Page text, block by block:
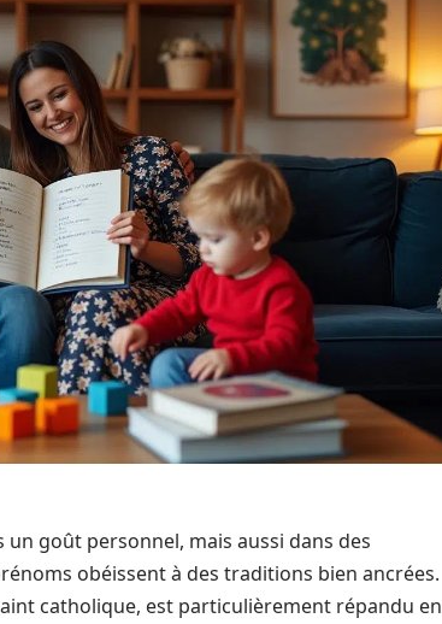
un goût personnel, mais aussi dans des
obéissent à des traditions bien ancrées.
catholique, est particulièrement répandu en